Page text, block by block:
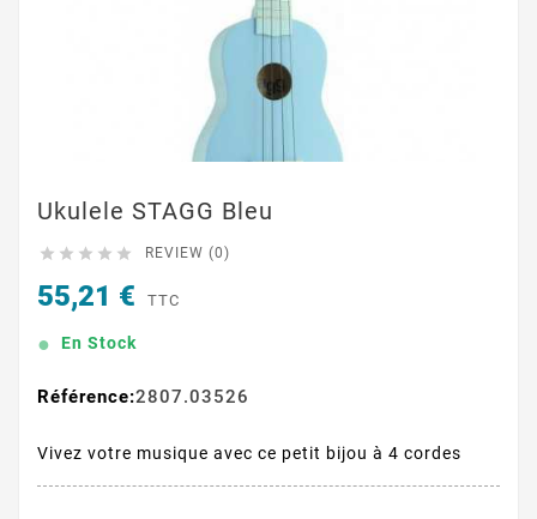
Ukulele STAGG Bleu
     REVIEW (0)
55,21 € TTC
En Stock
Référence:2807.03526
Vivez votre musique avec ce petit bijou à 4 cordes